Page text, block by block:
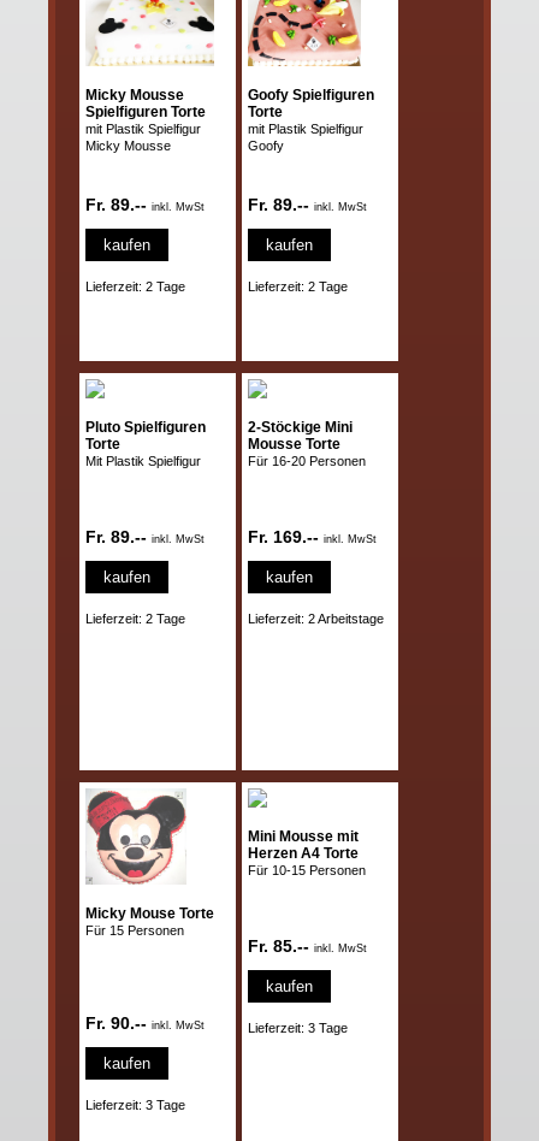
Micky Mousse
Spielfiguren Torte
mit Plastik Spielfigur
Micky Mousse
Fr. 89.-- inkl. MwSt
kaufen
Lieferzeit: 2 Tage
Goofy Spielfiguren
Torte
mit Plastik Spielfigur
Goofy
Fr. 89.-- inkl. MwSt
kaufen
Lieferzeit: 2 Tage
Pluto Spielfiguren
Torte
Mit Plastik Spielfigur
Fr. 89.-- inkl. MwSt
kaufen
Lieferzeit: 2 Tage
2-Stöckige Mini
Mousse Torte
Für 16-20 Personen
Fr. 169.-- inkl. MwSt
kaufen
Lieferzeit: 2 Arbeitstage
Micky Mouse Torte
Für 15 Personen
Fr. 90.-- inkl. MwSt
kaufen
Lieferzeit: 3 Tage
Mini Mousse mit
Herzen A4 Torte
Für 10-15 Personen
Fr. 85.-- inkl. MwSt
kaufen
Lieferzeit: 3 Tage